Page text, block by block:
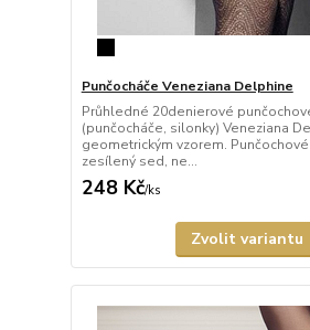
Punčocháče Veneziana Delphine
Průhledné 20denierové
(punčocháče, silonky) Veneziana
geometrickým vzorem.
zesílený sed, ne...
248 Kč/ks
Zvolit variantu